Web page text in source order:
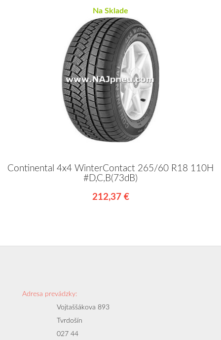
Na Sklade
Continental 4x4 WinterContact 265/60 R18 110H
#D,C,B(73dB)
212,37 €
Adresa prevádzky:
Vojtaššákova 893
Tvrdošín
027 44